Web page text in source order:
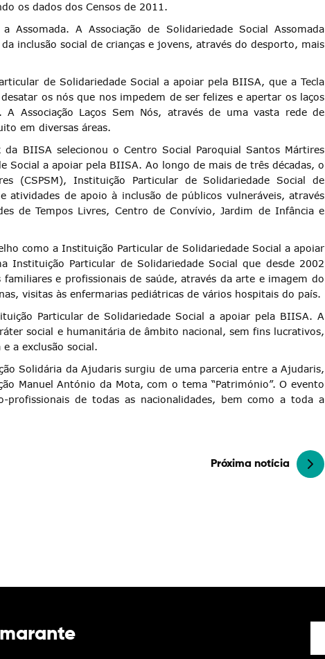
os dados dos Censos de 2011.
Assomada. A Associação de Solidariedade Social Assomada
inclusão social de crianças e jovens, através do desporto, mais
de Solidariedade Social a apoiar pela BIISA, que a Tecla
os nós que nos impedem de ser felizes e apertar os laços
A Associação Laços Sem Nós, através de uma vasta rede de
em diversas áreas.
BIISA selecionou o Centro Social Paroquial Santos Mártires
Social a apoiar pela BIISA. Ao longo de mais de três décadas, o
(CSPSM), Instituição Particular de Solidariedade Social de
atividades de apoio à inclusão de públicos vulneráveis, através
de Tempos Livres, Centro de Convívio, Jardim de Infância e
como a Instituição Particular de Solidariedade Social a apoiar
Instituição Particular de Solidariedade Social que desde 2002
e profissionais de saúde, através da arte e imagem do
visitas às enfermarias pediátricas de vários hospitais do país.
Particular de Solidariedade Social a apoiar pela BIISA. A
social e humanitária de âmbito nacional, sem fins lucrativos,
a exclusão social.
Solidária da Ajudaris surgiu de uma parceria entre a Ajudaris,
Manuel António da Mota, com o tema “Património”. O evento
de todas as nacionalidades, bem como a toda a
Próxima notícia